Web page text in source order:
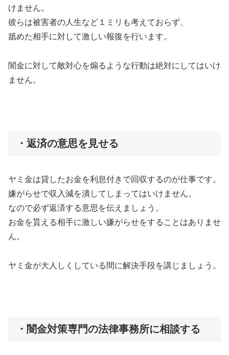
けません。
彼らは被害者の人生など１ミリも考えておらず、
舐めた相手に対して激しい報復を行います。
闇金に対して敵対心を煽るような行動は絶対にしてはいけ
ません。
・返済の意思を見せる
ヤミ金は貸したお金を利息付きで回収するのが仕事です。
嫌がらせで収入減を潰してしまってはいけません。
なので必ず返済する意思を伝えましょう。
お金を貰える相手に激しい嫌がらせをすることはありませ
ん。
ヤミ金が大人しくしている間に解決手段を講じましょう。
・闇金対策専門の法律事務所に相談する